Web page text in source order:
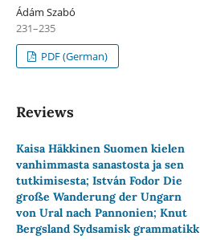
Ádám Szabó
231–235
PDF (German)
Reviews
Kaisa Häkkinen Suomen kielen
vanhimmasta sanastosta ja sen
tutkimisesta; István Fodor Die
große Wanderung der Ungarn
von Ural nach Pannonien; Knut
Bergsland Sydsamisk grammatikk